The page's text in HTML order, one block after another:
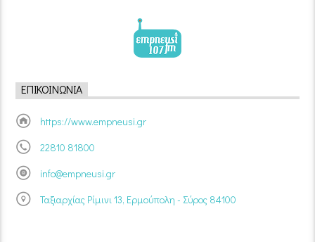
ΕΠΙΚΟΙΝΩΝΊΑ
https://www.empneusi.gr
22810 81800
info@empneusi.gr
Ταξιαρχίας Ρίμινι 13, Ερμούπολη - Σύρος 84100